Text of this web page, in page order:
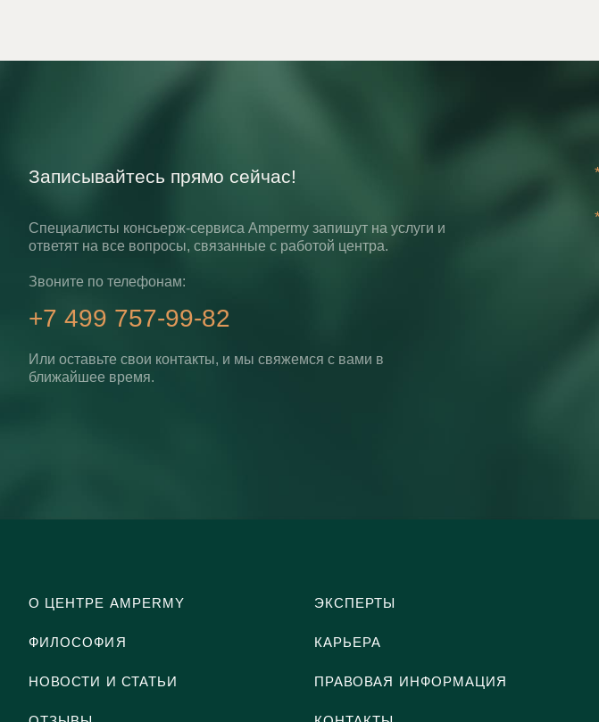
Записывайтесь прямо сейчас!
Специалисты консьерж-сервиса Ampermy запишут на услуги и
ответят на все вопросы, связанные с работой центра.
Звоните по телефонам:
+7 499 757-99-82
Или оставьте свои контакты, и мы свяжемся с вами в
ближайшее время.
О ЦЕНТРЕ AMPERMY
ФИЛОСОФИЯ
НОВОСТИ И СТАТЬИ
ЭКСПЕРТЫ
КАРЬЕРА
ПРАВОВАЯ ИНФОРМАЦИЯ